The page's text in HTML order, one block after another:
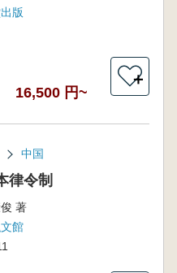
版
16,500 円~
＋
中国
律令制
著
館